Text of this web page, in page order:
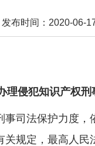
发布时间：2020-06-
理侵犯知识产权
法保护力度，
规定，最高人民